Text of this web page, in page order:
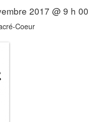
2017 @ 9 h
Coeur